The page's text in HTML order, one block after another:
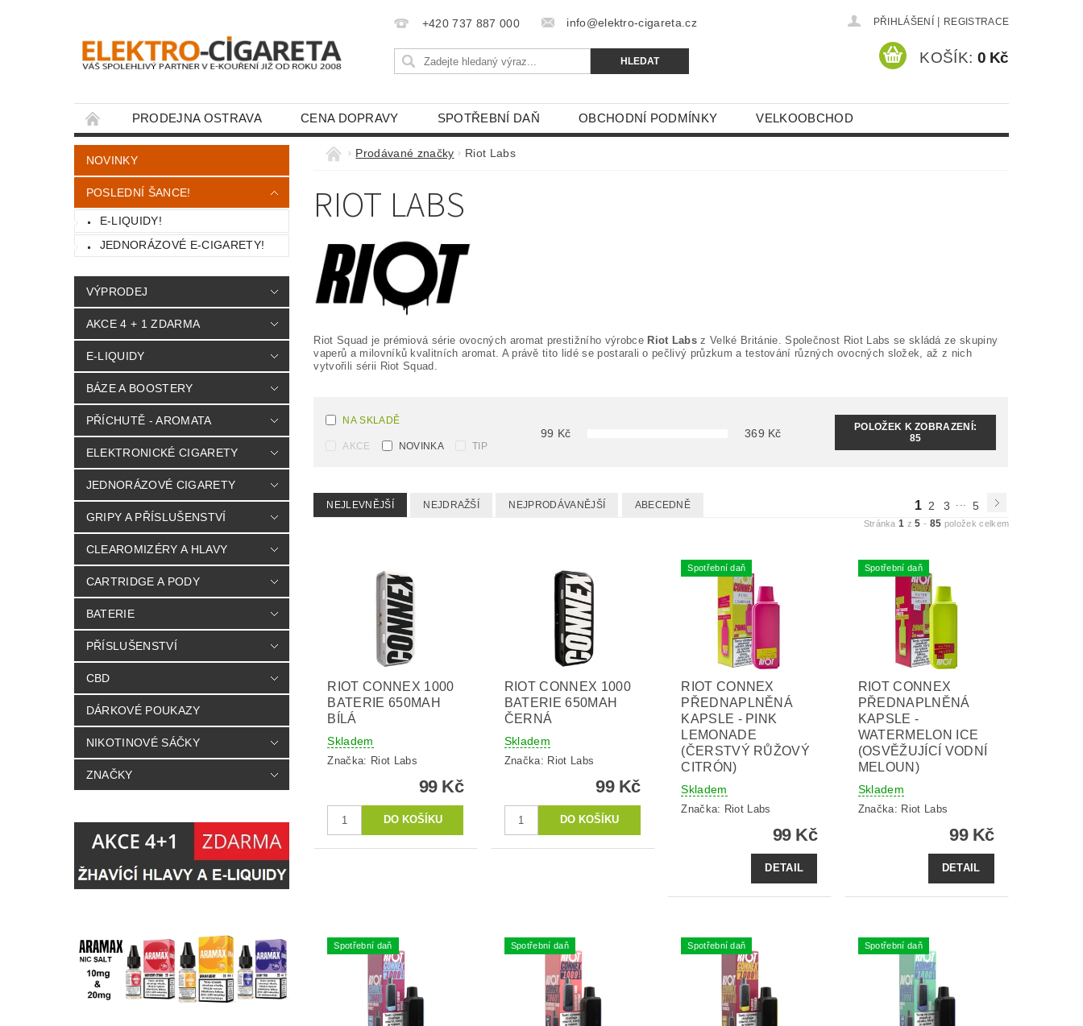
+420 737 887 000 info@elektro-cigareta.cz PŘIHLÁŠENÍ REGISTRACE
KOŠÍK: 0 Kč
PRODEJNA OSTRAVA CENA DOPRAVY SPOTŘEBNÍ DAŇ OBCHODNÍ PODMÍNKY VELKOOBCHOD
KONTAKTY
NOVINKY
POSLEDNÍ ŠANCE!
E-LIQUIDY!
JEDNORÁZOVÉ E-CIGARETY!
VÝPRODEJ
AKCE 4 + 1 ZDARMA
E-LIQUIDY
BÁZE A BOOSTERY
PŘÍCHUTĚ - AROMATA
ELEKTRONICKÉ CIGARETY
JEDNORÁZOVÉ CIGARETY
GRIPY A PŘÍSLUŠENSTVÍ
CLEAROMIZÉRY A HLAVY
CARTRIDGE A PODY
BATERIE
PŘÍSLUŠENSTVÍ
CBD
DÁRKOVÉ POUKAZY
NIKOTINOVÉ SÁČKY
ZNAČKY
Prodávané značky Riot Labs
RIOT LABS
Riot Squad je prémiová série ovocných aromat prestižního výrobce Riot Labs z Velké Británie. Společnost Riot Labs se skládá ze skupiny
vaperů a milovníků kvalitních aromat. A právě tito lidé se postarali o pečlivý průzkum a testování různých ovocných složek, až z nich
vytvořili sérii Riot Squad.
NA SKLADĚ
AKCE NOVINKA TIP
99 Kč 369 Kč
POLOŽEK K ZOBRAZENÍ:
85
NEJLEVNĚJŠÍ NEJDRAŽŠÍ NEJPRODÁVANĚJŠÍ ABECEDNĚ 1 2 3 ... 5
Stránka1 z5 - 85 položek celkem
RIOT CONNEX 1000
BATERIE 650MAH
BÍLÁ
Skladem
Značka: Riot Labs
99 Kč
RIOT CONNEX 1000
BATERIE 650MAH
ČERNÁ
Skladem
Značka: Riot Labs
99 Kč
Spotřební daň
RIOT CONNEX
PŘEDNAPLNĚNÁ
KAPSLE - PINK
LEMONADE
(ČERSTVÝ RŮŽOVÝ
CITRÓN)
Skladem
Značka: Riot Labs
99 Kč
DETAIL
Spotřební daň
RIOT CONNEX
PŘEDNAPLNĚNÁ
KAPSLE -
WATERMELON ICE
(OSVĚŽUJÍCÍ VODNÍ
MELOUN)
Skladem
Značka: Riot Labs
99 Kč
DETAIL
Spotřební daň Spotřební daň Spotřební daň Spotřební daň